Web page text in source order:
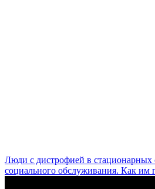
Люди с дистрофией в стационарных
социального обслуживания. Как им